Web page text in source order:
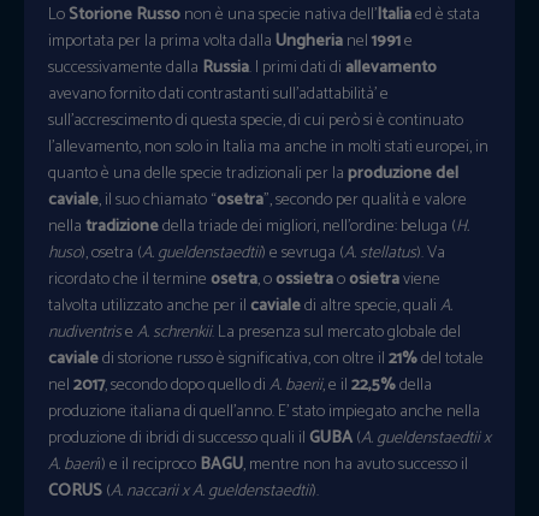
LoStorione Russonon è una specie nativa dell’Italiaed è stata
importata per la prima volta dallaUngherianel1991e
successivamente dalla Russia. I primi dati di allevamento
avevano fornito dati contrastanti sull’adattabilità’ e
sull’accrescimento di questa specie, di cui però si è continuato
l’allevamento, non solo in Italia ma anche in molti stati europei, in
quanto è una delle specie tradizionali per laproduzione del
caviale, il suo chiamato “osetra”, secondo per qualità e valore
nellatradizionedella triade dei migliori, nell’ordine: beluga (H.
huso), osetra (A. gueldenstaedtii) e sevruga (A. stellatus). Va
ricordato che il termineosetra, oossietraoosietraviene
talvolta utilizzato anche per ilcavialedi altre specie, qualiA.
nudiventriseA. schrenkii. La presenza sul mercato globale del
cavialedi storione russo è significativa, con oltre il21%del totale
nel2017, secondo dopo quello diA. baerii, e il22,5%della
produzione italiana di quell’anno. E’ stato impiegato anche nella
produzione di ibridi di successo quali ilGUBA(A. gueldenstaedtii x
A. baerii) e il reciprocoBAGU, mentre non ha avuto successo il
CORUS(A. naccarii x A. gueldenstaedtii).